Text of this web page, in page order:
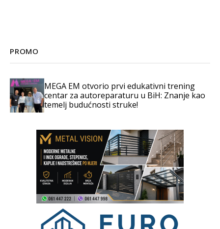
PROMO
MEGA EM otvorio prvi edukativni trening
centar za autoreparaturu u BiH: Znanje kao
temelj budućnosti struke!